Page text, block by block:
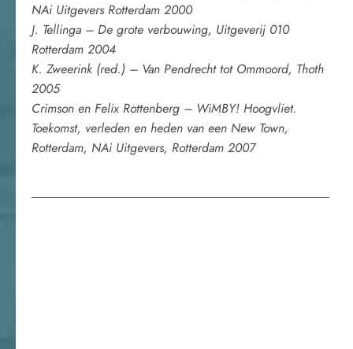
NAi Uitgevers Rotterdam 2000
J. Tellinga – De grote verbouwing, Uitgeverij 010
Rotterdam 2004
K. Zweerink (red.) – Van Pendrecht tot Ommoord, Thoth
2005
Crimson en Felix Rottenberg – WiMBY! Hoogvliet.
Toekomst, verleden en heden van een New Town,
Rotterdam, NAi Uitgevers, Rotterdam 2007